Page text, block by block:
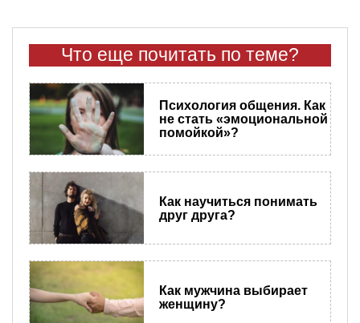
Что еще почитать по теме?
Психология общения. Как
не стать «эмоциональной
помойкой»?
Как научиться понимать
друг друга?
Как мужчина выбирает
женщину?